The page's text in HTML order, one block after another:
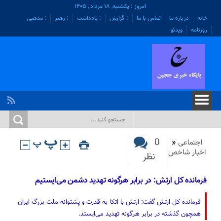
امروز : یکشنبه, ۱۸ مرداد , ۱۴۰۵
خانه
درباره ما تماس با ما : گزارش : یادداشت : رهبر
: مذهبی
روزنامه
ویدئو
اجتماعی «
اخبار شاخص
0
نظر
فرمانده کل ارتش: در برابر هرگونه تهدید دشمن می‌ایستیم
فرمانده کل ارتش گفت: ارتش با اتکا به قدرت و پشتوانه ملت بزرگ ایران
همچون گذشته در برابر هرگونه تهدید می‌ایستد.